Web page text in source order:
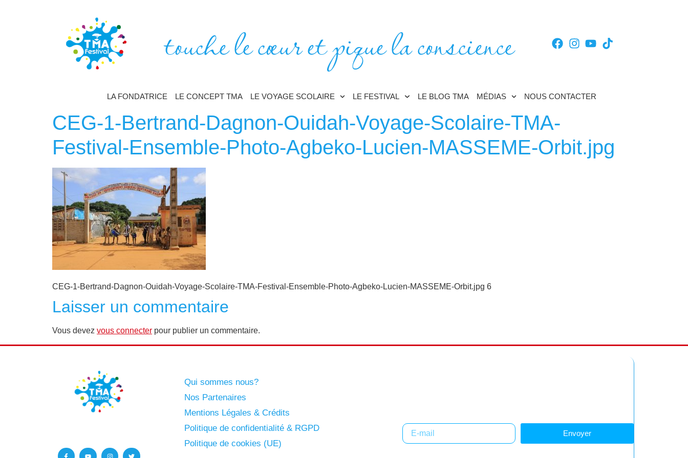
touche le cœur et pique la conscience
LA FONDATRICE LE CONCEPT TMA LE VOYAGE SCOLAIRE LE FESTIVAL LE BLOG TMA MÉDIAS NOUS CONTACTER
CEG-1-Bertrand-Dagnon-Ouidah-Voyage-Scolaire-TMA-
Festival-Ensemble-Photo-Agbeko-Lucien-MASSEME-Orbit.jpg
CEG-1-Bertrand-Dagnon-Ouidah-Voyage-Scolaire-TMA-Festival-Ensemble-Photo-Agbeko-Lucien-MASSEME-Orbit.jpg 6
Laisser un commentaire
Vous devez vous connecter pour publier un commentaire.
Qui sommes nous?
Nos Partenaires
Mentions Légales & Crédits
Politique de confidentialité & RGPD
Politique de cookies (UE)
Envoyer